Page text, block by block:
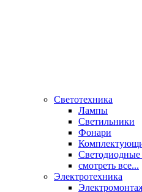
Светотехника
Лампы
Светильники
Фонари
смотреть все...
Электротехника